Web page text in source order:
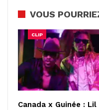
VOUS
CLIP
Canada x Guinée : Lil